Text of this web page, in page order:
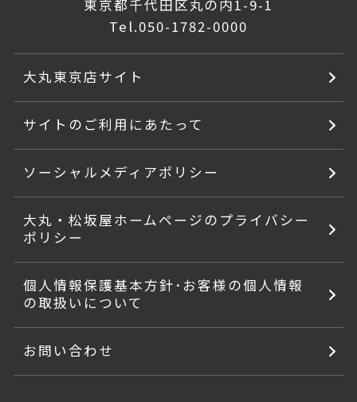
東京都千代田区丸の内1-9-1
Tel.050-1782-0000
大丸東京店サイト
サイトのご利用にあたって
ソーシャルメディアポリシー
大丸・松坂屋ホームページのプライバシー
ポリシー
個人情報保護基本方針･お客様の個人情報
の取扱いについて
お問い合わせ